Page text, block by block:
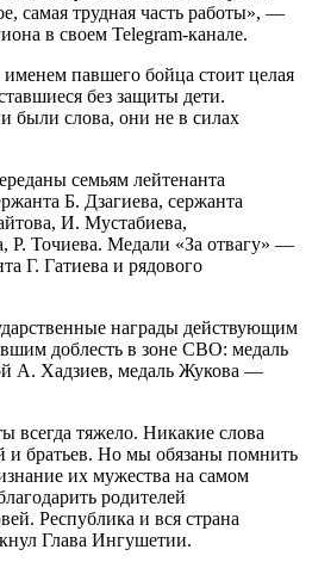
самая трудная часть работы», —
в своем Telegram-канале.
павшего бойца стоит целая
без защиты дети.
были слова, они не в силах
семьям лейтенанта
Б. Дзагиева, сержанта
И. Мустабиева,
Р. Точиева. Медали «За отвагу» —
Г. Гатиева и рядового
награды действующим
доблесть в зоне СВО: медаль
А. Хадзиев, медаль Жукова —
всегда тяжело. Никакие слова
и братьев. Но мы обязаны помнить
их мужества на самом
родителей
Республика и вся страна
Глава Ингушетии.